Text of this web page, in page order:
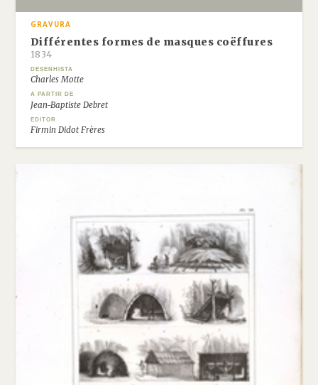
GRAVURA
Différentes formes de masques coëffures
1834
DESENHISTA
Charles Motte
A PARTIR DE
Jean-Baptiste Debret
EDITOR
Firmin Didot Frères